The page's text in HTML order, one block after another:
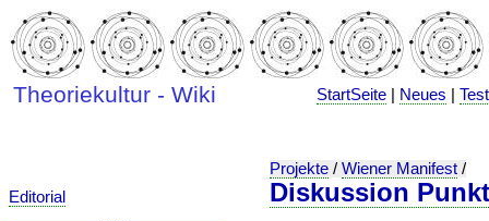
Theoriekultur - Wiki StartSeite Neues |
Editorial
Projekte / Wiener Manifest /
Diskussion